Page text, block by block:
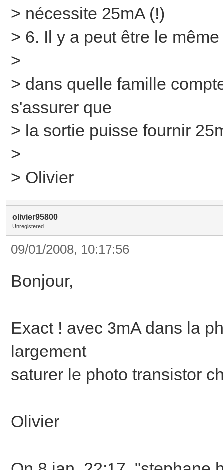
> nécessite 25mA (!)
> 6. Il y a peut être le
>
> dans quelle famille
s'assurer que
> la sortie puisse fournir
>
> Olivier
olivier95800
Unregistered
09/01/2008, 10:17:56
Bonjour,
Exact ! avec 3mA dans la
largement
saturer le photo transistor
Olivier